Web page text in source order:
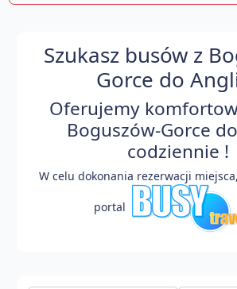
Szukasz busów z
Gorce do
Oferujemy
Boguszów-Gorce
codziennie !
W celu dokonania rezerwacji
portal